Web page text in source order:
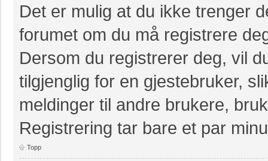
Det er mulig at du ikke trenger
forumet om du må registrere
Dersom du registrerer deg, vil
tilgjenglig for en gjestebruker,
meldinger til andre brukere,
Registrering tar bare et par
Topp